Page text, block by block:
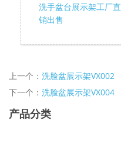
洗手盆台展示架工厂直
销出售
上一个： 洗脸盆展示架VX002
下一个： 洗脸盆展示架VX004
产品分类